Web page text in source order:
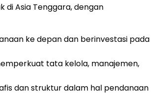
Asia Tenggara, dengan
ke depan dan berinvestasi pada
tata kelola, manajemen,
dan struktur dalam hal pendanaan